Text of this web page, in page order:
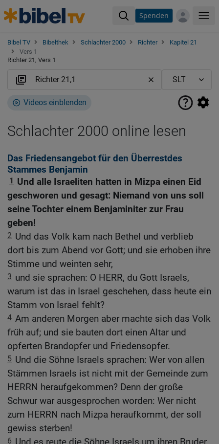
Spenden
Bibel TV Bibelthek Schlachter 2000 Richter
Kapitel 21
Vers 1
Richter 21, Vers 1
Videos einblenden
Schlachter 2000 online lesen
Das Friedensangebot für den Überrestdes
Stammes Benjamin
1
Und alle Israeliten hatten in Mizpa einen Eid
geschworen und gesagt: Niemand von uns soll
seine Tochter einem Benjaminiter zur Frau
geben!
2 Und das Volk kam nach Bethel und verblieb
dort bis zum Abend vor Gott; und sie erhoben ihre
Stimme und weinten sehr,
3 und sie sprachen: O HERR, du Gott Israels,
warum ist das in Israel geschehen, dass heute ein
Stamm von Israel fehlt?
4 Am anderen Morgen aber machte sich das Volk
früh auf; und sie bauten dort einen Altar und
opferten Brandopfer und Friedensopfer.
5 Und die Söhne Israels sprachen: Wer von allen
Stämmen Israels ist nicht mit der Gemeinde zum
HERRN heraufgekommen? Denn der große
Schwur war ausgesprochen worden: Wer nicht
zum HERRN nach Mizpa heraufkommt, der soll
gewiss sterben!
6